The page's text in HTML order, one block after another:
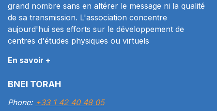
grand nombre sans en altérer le message ni la qualité
de sa transmission. L'association concentre
aujourd'hui ses efforts sur le développement de
centres d'études physiques ou virtuels
En savoir +
BNEI TORAH
Phone: +33 1 42 40 48 05